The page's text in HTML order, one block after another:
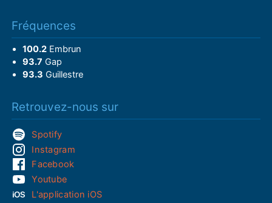
Fréquences
100.2Embrun
93.7 Gap
93.3 Guillestre
Retrouvez-nous sur
Spotify
Instagram
Facebook
Youtube
L'application iOS